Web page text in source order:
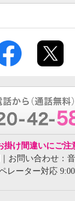
け間違いにご注
お問い合わせ：
レーター対応